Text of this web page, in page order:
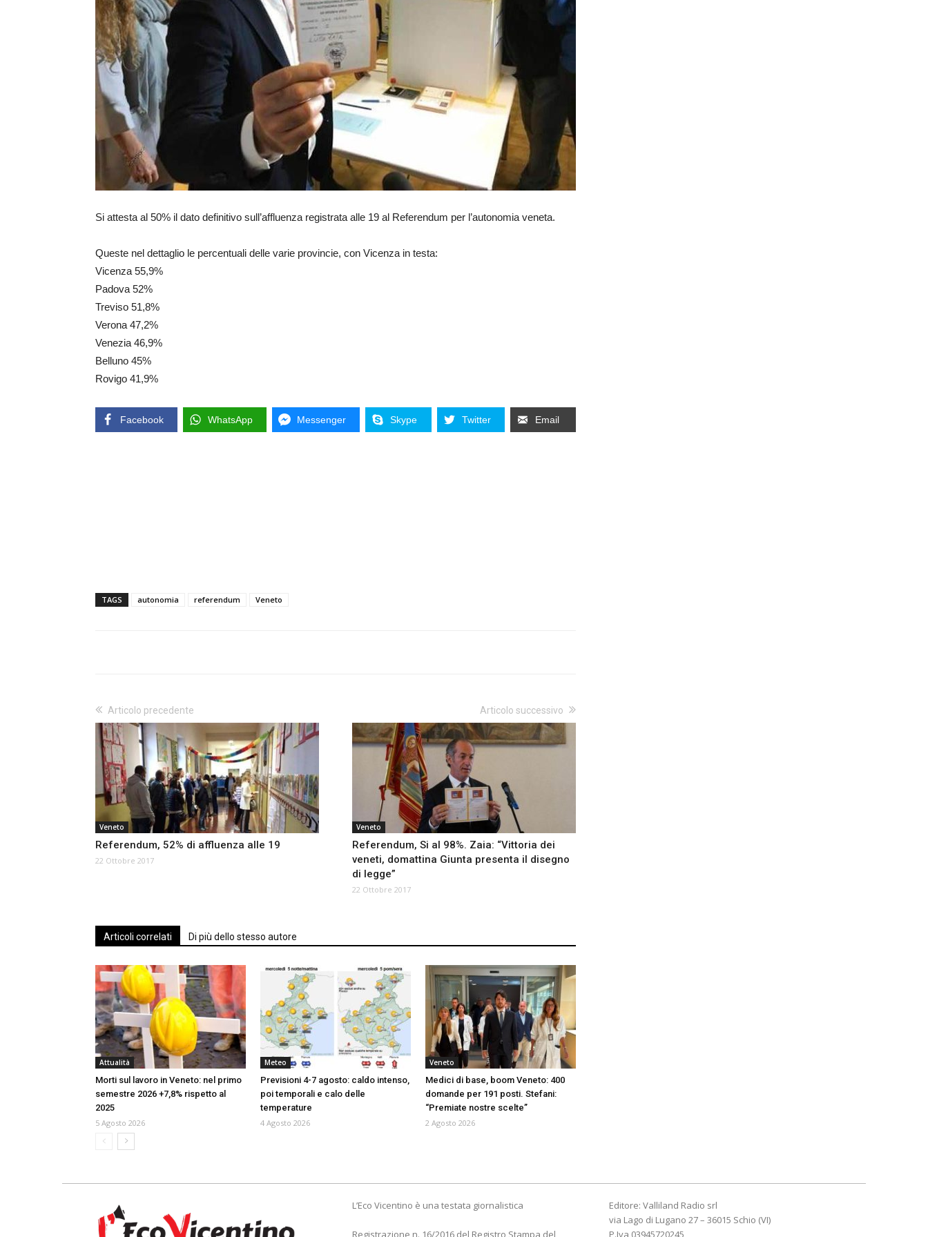
Si attesta al 50% il dato definitivo sull’affluenza registrata alle 19 al Referendum per l’autonomia veneta.
Queste nel dettaglio le percentuali delle varie provincie, con Vicenza in testa:
Vicenza 55,9%
Padova 52%
Treviso 51,8%
Verona 47,2%
Venezia 46,9%
Belluno 45%
Rovigo 41,9%
Facebook WhatsApp Messenger Skype Twitter Email
TAGS autonomia referendum Veneto
Articolo precedente
Veneto
Referendum, 52% di affluenza alle 19
22 Ottobre 2017
Articolo successivo
Veneto
Referendum, Si al 98%. Zaia: “Vittoria dei
veneti, domattina Giunta presenta il disegno
di legge”
22 Ottobre 2017
Articoli correlati Di più dello stesso autore
Attualità
Morti sul lavoro in Veneto: nel primo
semestre 2026 +7,8% rispetto al
2025
5 Agosto 2026
Meteo
Previsioni 4-7 agosto: caldo intenso,
poi temporali e calo delle
temperature
4 Agosto 2026
Veneto
Medici di base, boom Veneto: 400
domande per 191 posti. Stefani:
“Premiate nostre scelte”
2 Agosto 2026
L’Eco Vicentino è una testata giornalistica
Registrazione n. 16/2016 del Registro Stampa del
Editore: Valliland Radio srl
via Lago di Lugano 27 – 36015 Schio (VI)
P.Iva 03945720245